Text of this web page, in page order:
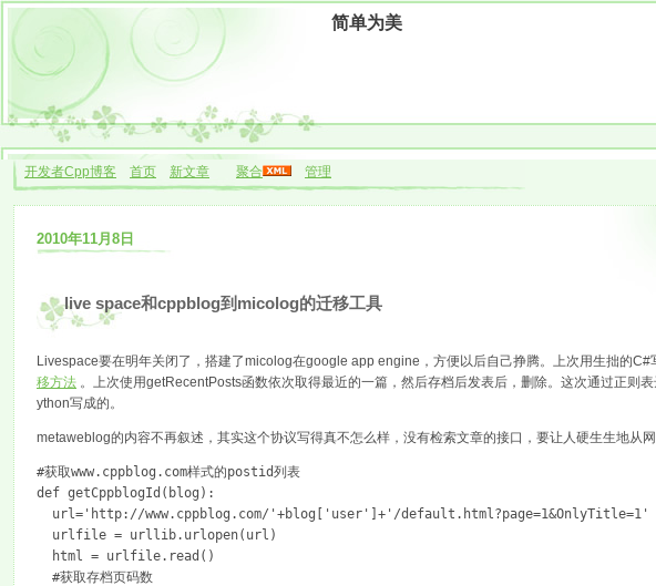
简单为美
开发者Cpp博客 首页 新文章 聚合 管理
2010年11月8日
live space和cppblog到micolog的迁移工具
Livespace要在明年关闭了，搭建了micolog在google app engine，方便以后自己挣腾。上次用生拙的
移方法 。上次使用getRecentPosts函数依次取得最近的一篇，然后存档后发表后，删除。这次通过正
ython写成的。
metaweblog的内容不再叙述，其实这个协议写得真不怎么样，没有检索文章的接口，要让人硬生生地从
#获取www.cppblog.com样式的postid列表
def getCppblogId(blog):
  url='http://www.cppblog.com/'+blog['user']+'/default.html?page=1&OnlyTitle=1'
  urlfile = urllib.urlopen(url)
  html = urlfile.read()
  #获取存档页码数